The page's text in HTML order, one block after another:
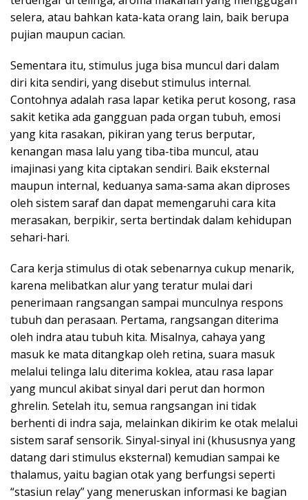
selera, atau bahkan kata-kata orang lain, baik berupa
pujian maupun cacian.
Sementara itu, stimulus juga bisa muncul dari dalam
diri kita sendiri, yang disebut stimulus internal.
Contohnya adalah rasa lapar ketika perut kosong, rasa
sakit ketika ada gangguan pada organ tubuh, emosi
yang kita rasakan, pikiran yang terus berputar,
kenangan masa lalu yang tiba-tiba muncul, atau
imajinasi yang kita ciptakan sendiri. Baik eksternal
maupun internal, keduanya sama-sama akan diproses
oleh sistem saraf dan dapat memengaruhi cara kita
merasakan, berpikir, serta bertindak dalam kehidupan
sehari-hari.
Cara kerja stimulus di otak sebenarnya cukup menarik,
karena melibatkan alur yang teratur mulai dari
penerimaan rangsangan sampai munculnya respons
tubuh dan perasaan. Pertama, rangsangan diterima
oleh indra atau tubuh kita. Misalnya, cahaya yang
masuk ke mata ditangkap oleh retina, suara masuk
melalui telinga lalu diterima koklea, atau rasa lapar
yang muncul akibat sinyal dari perut dan hormon
ghrelin. Setelah itu, semua rangsangan ini tidak
berhenti di indra saja, melainkan dikirim ke otak melalui
sistem saraf sensorik. Sinyal-sinyal ini (khususnya yang
datang dari stimulus eksternal) kemudian sampai ke
thalamus, yaitu bagian otak yang berfungsi seperti
“stasiun relay” yang meneruskan informasi ke bagian